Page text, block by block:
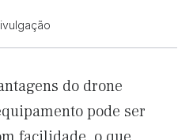
do drone
pode ser